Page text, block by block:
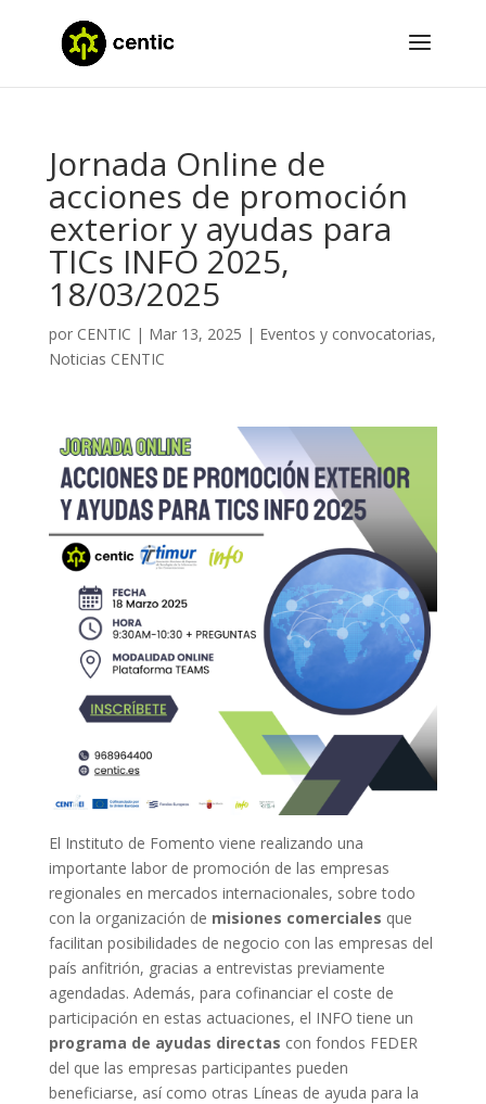
Jornada Online de
acciones de promoción
exterior y ayudas para
TICs INFO 2025,
18/03/2025
por CENTIC | Mar 13, 2025 | Eventos y convocatorias,
Noticias CENTIC
El Instituto de Fomento viene realizando una
importante labor de promoción de las empresas
regionales en mercados internacionales, sobre todo
con la organización de misiones comerciales que
facilitan posibilidades de negocio con las empresas del
país anfitrión, gracias a entrevistas previamente
agendadas. Además, para cofinanciar el coste de
participación en estas actuaciones, el INFO tiene un
programa de ayudas directas con fondos FEDER
del que las empresas participantes pueden
beneficiarse, así como otras Líneas de ayuda para la